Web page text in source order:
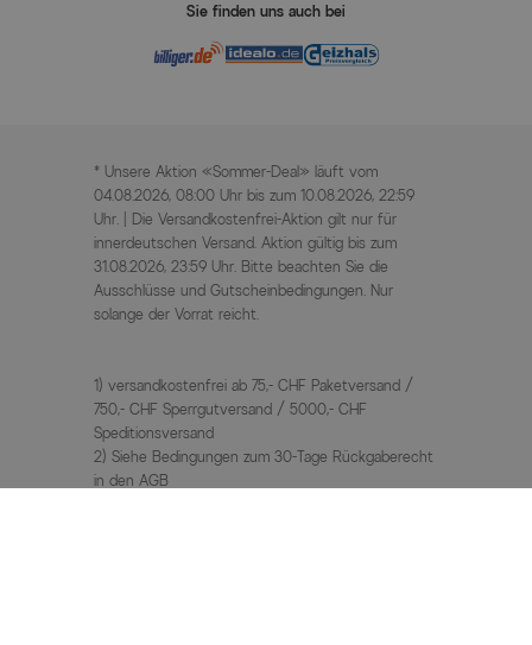
Sie finden uns auch bei
* Unsere Aktion «Sommer-Deal» läuft vom
04.08.2026, 08:00 Uhr bis zum 10.08.2026, 22:59
Uhr. | Die Versandkostenfrei-Aktion gilt nur für
innerdeutschen Versand. Aktion gültig bis zum
31.08.2026, 23:59 Uhr. Bitte beachten Sie die
Ausschlüsse und Gutscheinbedingungen. Nur
solange der Vorrat reicht.
1) versandkostenfrei ab 75,- CHF Paketversand /
750,- CHF Sperrgutversand / 5000,- CHF
Speditionsversand
2) Siehe Bedingungen zum 30-Tage Rückgaberecht
in den AGB